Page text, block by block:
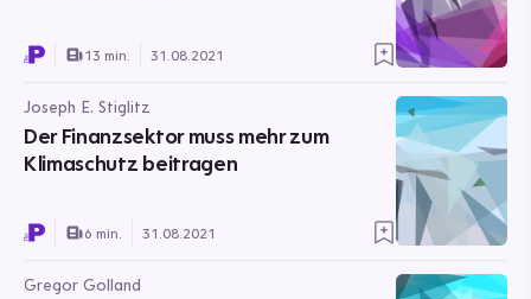
13 min. 31.08.2021
Joseph E. Stiglitz
Der Finanzsektor muss mehr zum
Klimaschutz beitragen
6 min. 31.08.2021
Gregor Golland